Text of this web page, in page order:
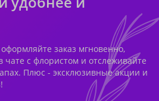
заказ мгновенно,
чате с флористом и отслеживайте
Плюс - эксклюзивные акции и